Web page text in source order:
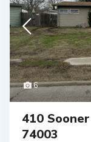
6
410
74003